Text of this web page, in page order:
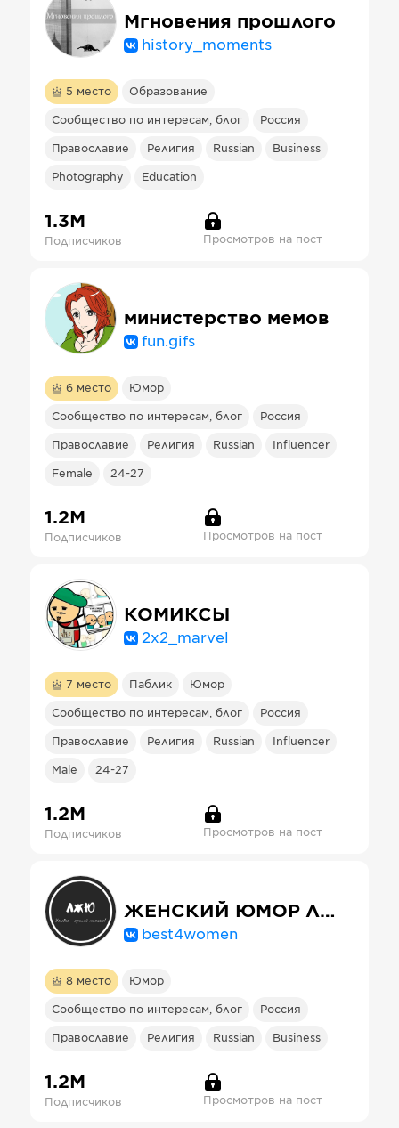
Мгновения прошлого
history_moments
5 место Образование
Сообщество по интересам, блог Россия
Православие Религия Russian Business
Photography Education
1.3М
Подписчиков Просмотров на пост
министерство мемов
fun.gifs
6 место Юмор
Сообщество по интересам, блог Россия
Православие Религия Russian Influencer
Female 24-27
1.2М
Подписчиков Просмотров на пост
КОМИКСЫ
2x2_marvel
7 место Паблик Юмор
Сообщество по интересам, блог Россия
Православие Религия Russian Influencer
Male 24-27
1.2М
Подписчиков Просмотров на пост
ЖЕНСКИЙ ЮМОР ЛЖЮ
best4women
8 место Юмор
Сообщество по интересам, блог Россия
Православие Религия Russian Business
1.2М
Подписчиков Просмотров на пост